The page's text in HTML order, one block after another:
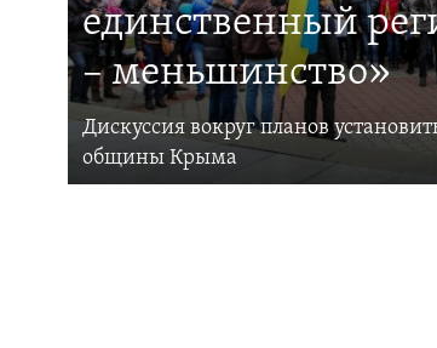
единственный
– меньшинство»
Дискуссия вокруг планов
общины Крыма